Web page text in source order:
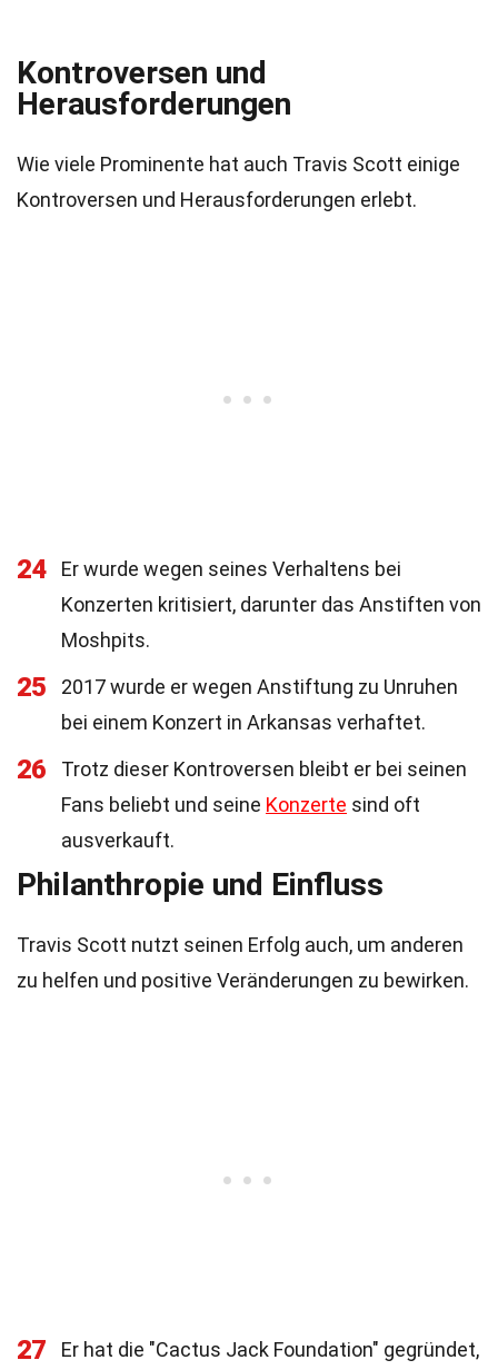
Kontroversen und
Herausforderungen
Wie viele Prominente hat auch Travis Scott einige
Kontroversen und Herausforderungen erlebt.
24
Er wurde wegen seines Verhaltens bei
Konzerten kritisiert, darunter das Anstiften von
Moshpits.
25
2017 wurde er wegen Anstiftung zu Unruhen
bei einem Konzert in Arkansas verhaftet.
26
Trotz dieser Kontroversen bleibt er bei seinen
Fans beliebt und seine Konzerte sind oft
ausverkauft.
Philanthropie und Einfluss
Travis Scott nutzt seinen Erfolg auch, um anderen
zu helfen und positive Veränderungen zu bewirken.
27
Er hat die "Cactus Jack Foundation" gegründet,